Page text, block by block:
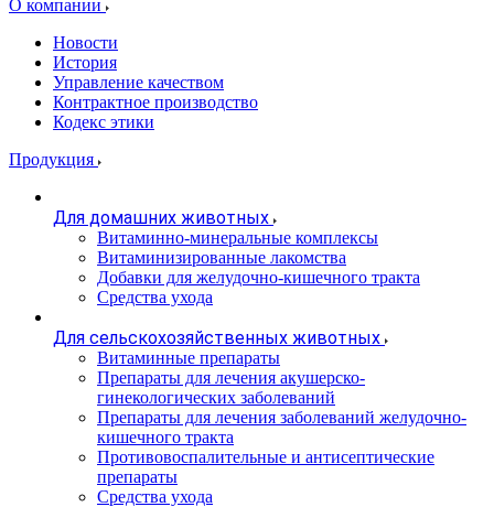
О компании
Новости
История
Управление качеством
Контрактное производство
Кодекс этики
Продукция
Для домашних животных
Витаминно-минеральные комплексы
Витаминизированные лакомства
Добавки для желудочно-кишечного тракта
Средства ухода
Для сельскохозяйственных животных
Витаминные препараты
Препараты для лечения акушерско-
гинекологических заболеваний
Препараты для лечения заболеваний желудочно-
кишечного тракта
Противовоспалительные и антисептические
препараты
Средства ухода